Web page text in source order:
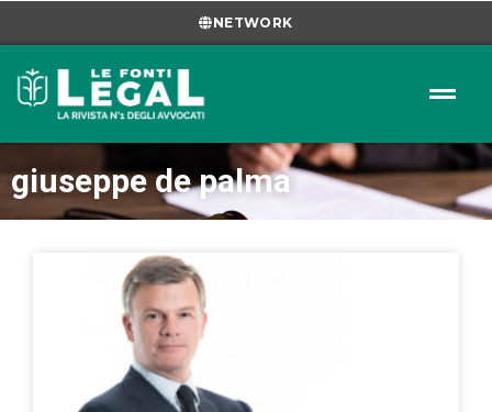
NETWORK
giuseppe de palma